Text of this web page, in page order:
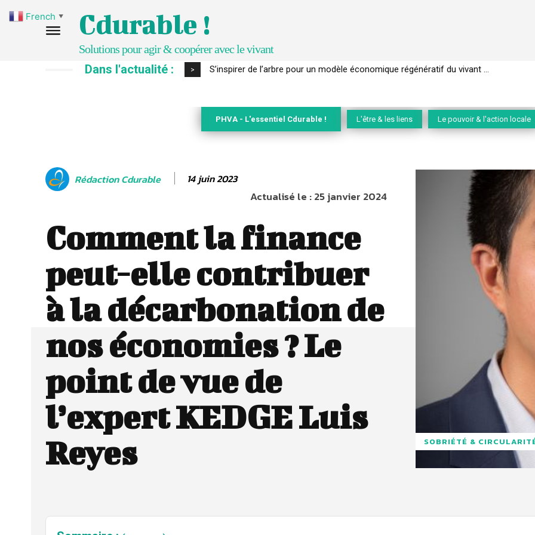
Cdurable !
Solutions pour agir & coopérer avec le vivant
Dans l'actualité : > IPBES : le « GIEC de la biodiversité » appelle les entreprises à devenir des alliées du
PHVA - L'essentiel Cdurable ! L'être & les liens Le pouvoir & l'action locale
Rédaction Cdurable 14 juin 2023
Actualisé le :25 janvier 2024
Comment la finance
peut-elle contribuer
à la décarbonation de
nos économies ? Le
point de vue de
l’expert KEDGE Luis
Reyes
SOBRIÉTÉ &
French ▼